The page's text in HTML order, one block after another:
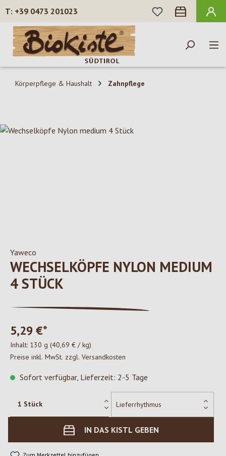
Zum Hauptinhalt springen
+39 0473 201023
DU HAST 0
Körperpflege & Haushalt Zahnpflege
Bildergalerie überspringen
Yaweco
WECHSELKÖPFE NYLON MEDIUM
4 STÜCK
5,29 €*
Inhalt: 130 g (40,69 € / kg)
Preise inkl. MwSt. zzgl. Versandkosten
Sofort verfügbar, Lieferzeit: 2-5 Tage
IN DAS KISTL GEBEN